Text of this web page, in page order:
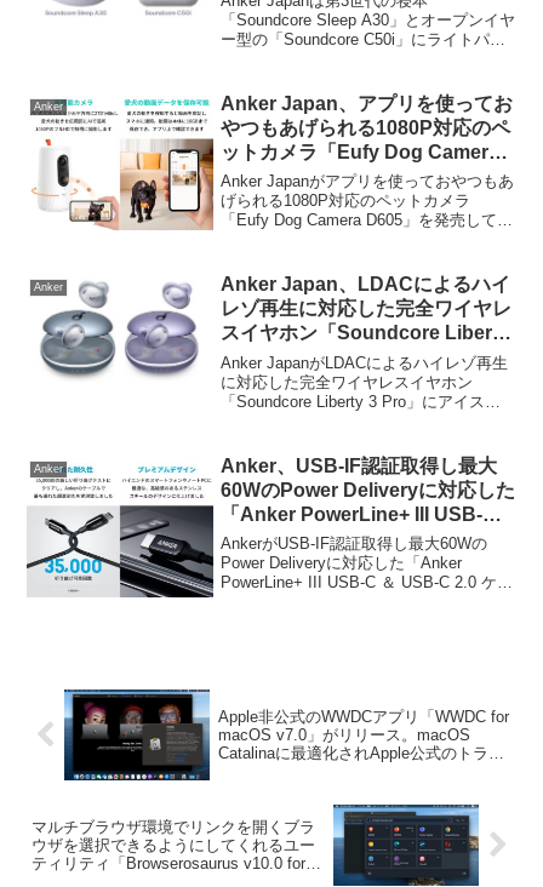
C50i」にライトパープルカラーを
追加。
「Soundcore Sleep A30」とオープンイヤ
ー型の「Soundcore C50i」にライトパー
Anker
Anker Japan、アプリを使ってお
やつもあげられる1080P対応のペ
ットカメラ「Eufy Dog Camera
D605」を発売。
Anker Japanがアプリを使っておやつもあ
げられる1080P対応のペットカメラ
「Eufy Dog Camera D605」を発売してい
Anker
Anker Japan、LDACによるハイ
レゾ再生に対応した完全ワイヤレ
スイヤホン「Soundcore Liberty
3 Pro」にアイスブルーとライト
パープルモデルを追加。
Anker JapanがLDACによるハイレゾ再生
に対応した完全ワイヤレスイヤホン
「Soundcore Liberty 3 Pro」にアイスブ
Anker
Anker、USB-IF認証取得し最大
60WのPower Deliveryに対応した
「Anker PowerLine+ III USB-C
＆ USB-C 2.0 ケーブル」ケーブ
ルを発売。
AnkerがUSB-IF認証取得し最大60Wの
Power Deliveryに対応した「Anker
PowerLine+ III USB-C ＆ USB-C 2.0 ケー
Apple非公式のWWDCアプリ「WWDC for
macOS v7.0」がリリース。macOS
Catalinaに最適化されApple公式のトラン
マルチブラウザ環境でリンクを開くブラ
ウザを選択できるようにしてくれるユー
ティリティ「Browserosaurus v10.0 for